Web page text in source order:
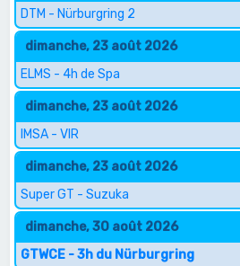
DTM - Nürburgring 2
dimanche, 23 août 2026
ELMS - 4h de Spa
dimanche, 23 août 2026
IMSA - VIR
dimanche, 23 août 2026
Super GT - Suzuka
dimanche, 30 août 2026
GTWCE - 3h du Nürburgring